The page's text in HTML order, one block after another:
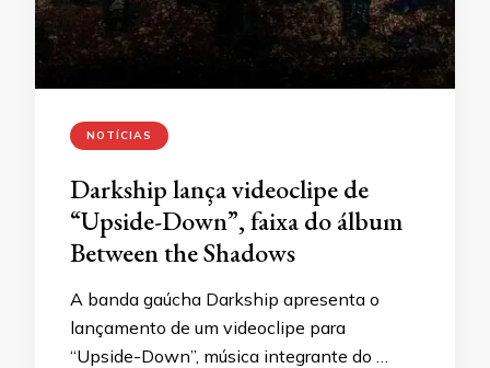
NOTÍCIAS
Darkship lança videoclipe de
“Upside-Down”, faixa do álbum
Between the Shadows
A banda gaúcha Darkship apresenta o
lançamento de um videoclipe para
“Upside-Down”, música integrante do …